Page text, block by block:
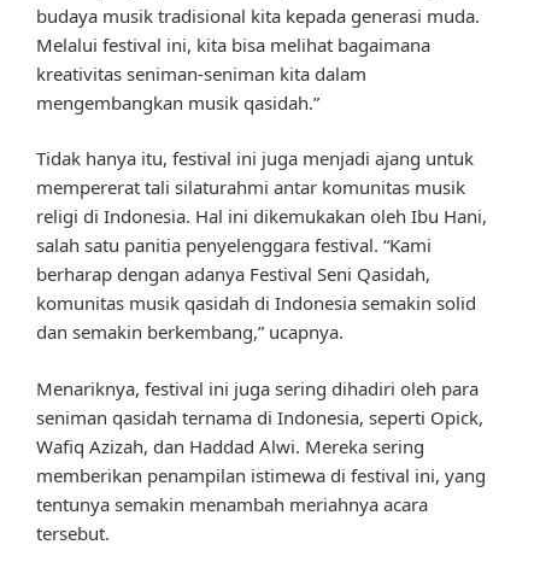
budaya musik tradisional kita kepada generasi muda.
Melalui festival ini, kita bisa melihat bagaimana
kreativitas seniman-seniman kita dalam
mengembangkan musik qasidah.”
Tidak hanya itu, festival ini juga menjadi ajang untuk
mempererat tali silaturahmi antar komunitas musik
religi di Indonesia. Hal ini dikemukakan oleh Ibu Hani,
salah satu panitia penyelenggara festival. “Kami
berharap dengan adanya Festival Seni Qasidah,
komunitas musik qasidah di Indonesia semakin solid
dan semakin berkembang,” ucapnya.
Menariknya, festival ini juga sering dihadiri oleh para
seniman qasidah ternama di Indonesia, seperti Opick,
Wafiq Azizah, dan Haddad Alwi. Mereka sering
memberikan penampilan istimewa di festival ini, yang
tentunya semakin menambah meriahnya acara
tersebut.